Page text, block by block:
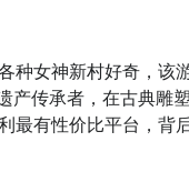
种女神新村好奇，该
产传承者，在古典雕
最有性价比平台，背